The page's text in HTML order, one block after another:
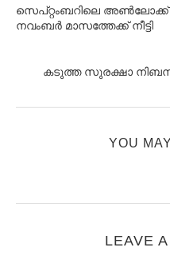
സെപ്റ്റംബറിലെ അണ്‍ലോക്ക്
നവംബര്‍ മാസത്തേക്ക് നീട്ടി
കടുത്ത സുരക്ഷാ
YOU
LEAVE